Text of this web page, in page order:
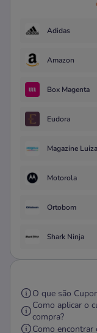
Adidas
Amazon
Box Magenta
Eudora
Magazine Luiza
Motorola
Ortobom
Shark Ninja
O que são
Como aplicar o
compra?
Como encontrar